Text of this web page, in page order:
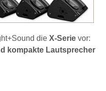
die X-Serie vor:
kompakte Lautsprecher